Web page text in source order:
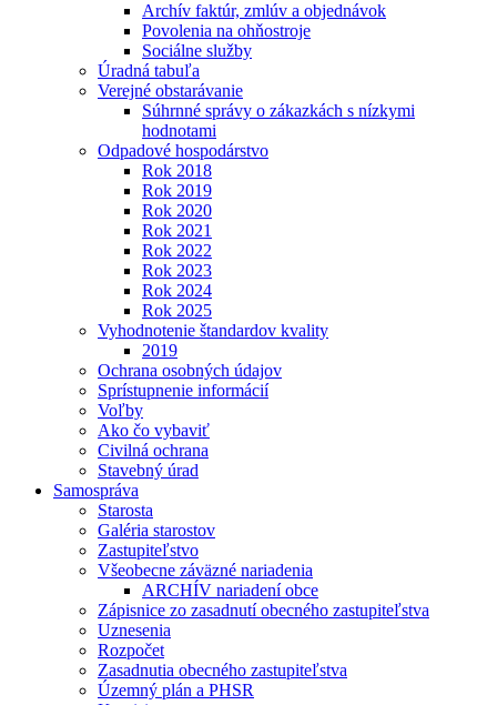
Archív faktúr, zmlúv a objednávok
Povolenia na ohňostroje
Sociálne služby
Úradná tabuľa
Verejné obstarávanie
Súhrnné správy o zákazkách s nízkymi
hodnotami
Odpadové hospodárstvo
Rok 2018
Rok 2019
Rok 2020
Rok 2021
Rok 2022
Rok 2023
Rok 2024
Rok 2025
Vyhodnotenie štandardov kvality
2019
Ochrana osobných údajov
Sprístupnenie informácií
Voľby
Ako čo vybaviť
Civilná ochrana
Stavebný úrad
Samospráva
Starosta
Galéria starostov
Zastupiteľstvo
Všeobecne záväzné nariadenia
ARCHÍV nariadení obce
Zápisnice zo zasadnutí obecného zastupiteľstva
Uznesenia
Rozpočet
Zasadnutia obecného zastupiteľstva
Územný plán a PHSR